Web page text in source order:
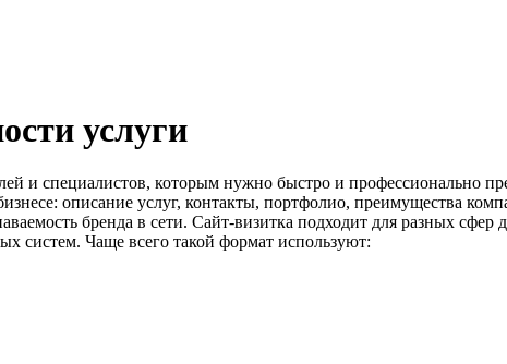
услуги
и специалистов, которым нужно быстро и профессионально
описание услуг, контакты, портфолио, преимущества
бренда в сети. Сайт-визитка подходит для разных сфер
систем. Чаще всего такой формат используют: